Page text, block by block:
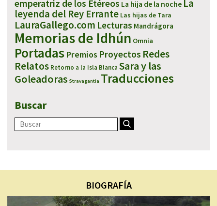
emperatriz de los Etéreos La hija de la noche La
leyenda del Rey Errante Las hijas de Tara
LauraGallego.com Lecturas Mandrágora
Memorias de Idhún Omnia
Portadas Premios Proyectos Redes
Relatos Retorno a la Isla Blanca Sara y las
Goleadoras Stravagantia Traducciones
Buscar
BIOGRAFÍA